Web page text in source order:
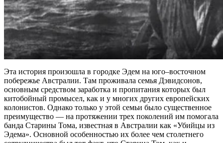
Эта история произошла в городке Эдем на юго–восточном
побережье Австралии. Там проживала семья Дэвидсонов,
основным средством заработка и пропитания которых был
китобойный промысел, как и у многих других европейских
колонистов. Однако только у этой семьи было существенное
преимущество — на протяжении трех поколений им помогала
банда Старины Тома, известная в Австралии как «Убийцы из
Эдема». Основной особенностью их более чем столетнего